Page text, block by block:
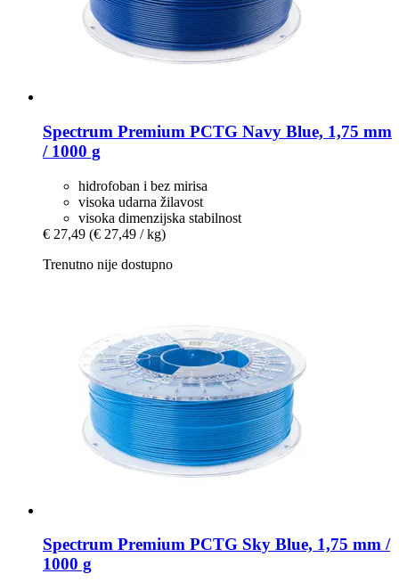
Spectrum Premium PCTG Navy Blue, 1,75 mm
/ 1000 g
hidrofoban i bez mirisa
visoka udarna žilavost
visoka dimenzijska stabilnost
€ 27,49 (€ 27,49 / kg)
Trenutno nije dostupno
Spectrum Premium PCTG Sky Blue, 1,75 mm /
1000 g